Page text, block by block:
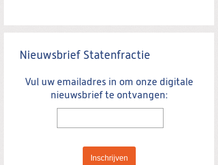
Nieuwsbrief Statenfractie
Vul uw emailadres in om onze digitale
nieuwsbrief te ontvangen: